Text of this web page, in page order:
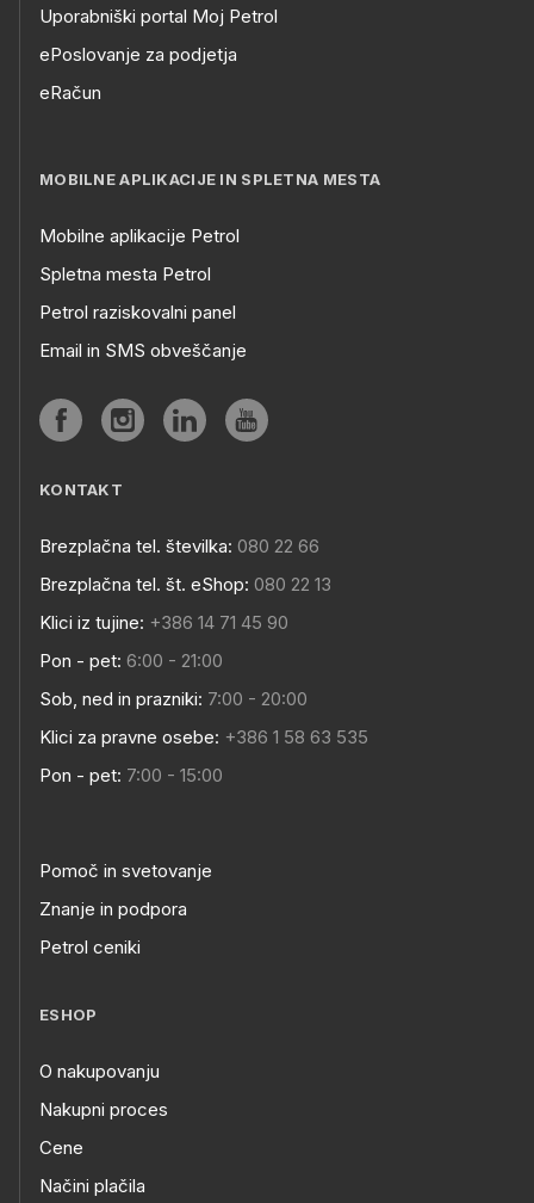
Uporabniški portal Moj Petrol
ePoslovanje za podjetja
eRačun
MOBILNE APLIKACIJE IN SPLETNA MESTA
Mobilne aplikacije Petrol
Spletna mesta Petrol
Petrol raziskovalni panel
Email in SMS obveščanje
KONTAKT
Brezplačna tel. številka: 080 22 66
Brezplačna tel. št. eShop: 080 22 13
Klici iz tujine: +386 14 71 45 90
Pon - pet: 6:00 - 21:00
Sob, ned in prazniki: 7:00 - 20:00
Klici za pravne osebe: +386 1 58 63 535
Pon - pet: 7:00 - 15:00
Pomoč in svetovanje
Znanje in podpora
Petrol ceniki
ESHOP
O nakupovanju
Nakupni proces
Cene
Načini plačila